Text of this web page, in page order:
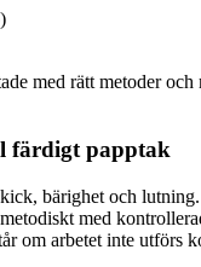
med rätt metoder
färdigt papptak
bärighet och
med
om arbetet inte